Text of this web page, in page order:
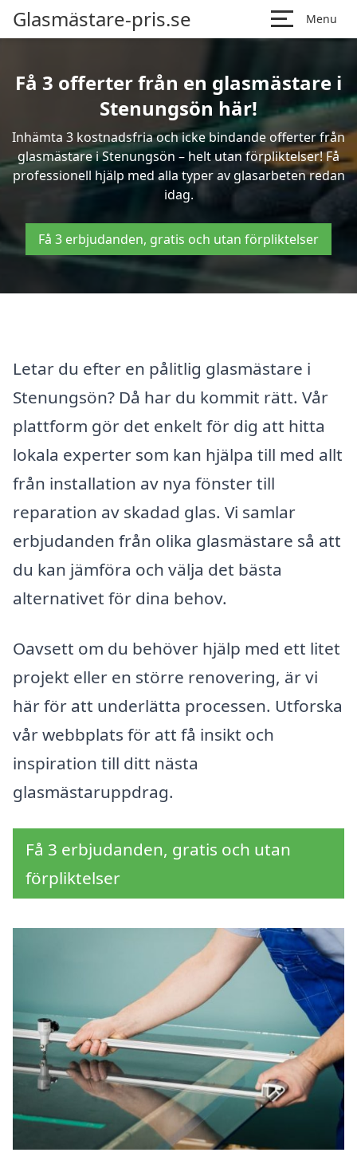
Glasmästare-pris.se Menu
Få 3 offerter från en glasmästare i
Stenungsön här!
Inhämta 3 kostnadsfria och icke bindande offerter från
glasmästare i Stenungsön – helt utan förpliktelser! Få
professionell hjälp med alla typer av glasarbeten redan
idag.
Få 3 erbjudanden, gratis och utan förpliktelser
Letar du efter en pålitlig glasmästare i
Stenungsön? Då har du kommit rätt. Vår
plattform gör det enkelt för dig att hitta
lokala experter som kan hjälpa till med allt
från installation av nya fönster till
reparation av skadad glas. Vi samlar
erbjudanden från olika glasmästare så att
du kan jämföra och välja det bästa
alternativet för dina behov.
Oavsett om du behöver hjälp med ett litet
projekt eller en större renovering, är vi
här för att underlätta processen. Utforska
vår webbplats för att få insikt och
inspiration till ditt nästa
glasmästaruppdrag.
Få 3 erbjudanden, gratis och utan
förpliktelser